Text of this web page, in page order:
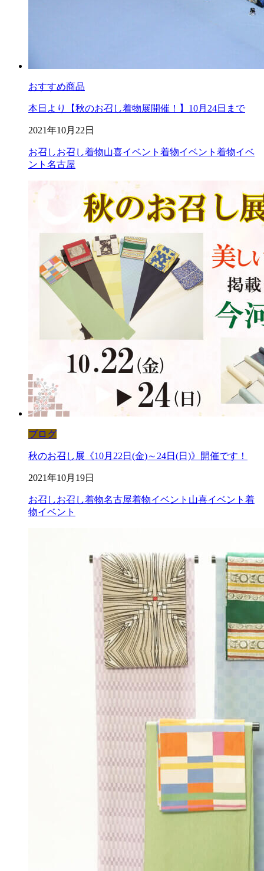
おすすめ商品
本日より【秋のお召し着物展開催！】10月24日まで
2021年10月22日
お召しお召し着物山喜イベント 着物イベント 着物イベ
ント名古屋
ブログ
秋のお召し展《10月22日(金)～24日(日)》開催です！
2021年10月19日
お召しお召し着物名古屋着物イベント 山喜イベント 着
物イベント